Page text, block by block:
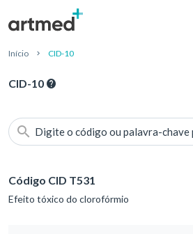
Início CID-10
CID-10
Digite o código ou palavra-chave
Código CID T531
Efeito tóxico do clorofórmio